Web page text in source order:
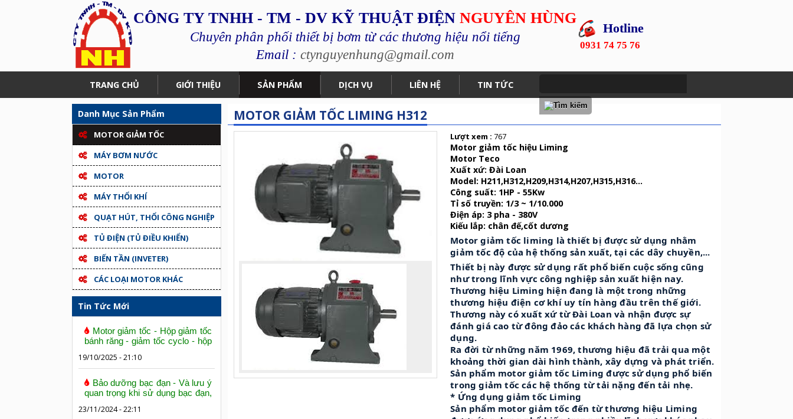
CÔNG TY TNHH - TM - DV KỸ THUẬT ĐIỆN NGUYÊN HÙNG
Chuyên phân phối thiết bị bơm từ các thương hiệu nổi tiếng
Email : ctynguyenhung@gmail.com
Hotline
0931 74 75 76
TRANG CHỦ GIỚI THIỆU SẢN PHẨM DỊCH VỤ LIÊN HỆ TIN TỨC
Danh Mục Sản Phẩm
MOTOR GIẢM TỐC
MÁY BƠM NƯỚC
MOTOR
MÁY THỔI KHÍ
QUẠT HÚT, THỔI CÔNG NGHIỆP
TỦ ĐIỆN (TỦ ĐIỀU KHIỂN)
BIẾN TẦN (INVETER)
CÁC LOẠI MOTOR KHÁC
Tin Tức Mới
Motor giảm tốc - Hộp giảm tốc
bánh răng - giảm tốc cyclo - hộp
19/10/2025 - 21:10
Bảo dưỡng bạc đạn - Và lưu ý
quan trọng khi sử dụng bạc đạn,
23/11/2024 - 22:11
MOTOR GIẢM TỐC LIMING H312
Lượt xem :767
Motor giảm tốc hiệu Liming
Motor Teco
Xuất xứ: Đài Loan
Model: H211,H312,H209,H314,H207,H315,H316...
Công suất: 1HP - 55Kw
Tỉ số truyền: 1/3 ~ 1/10.000
Điện áp: 3 pha - 380V
Kiếu lắp: chân đế,cốt dương
Motor giảm tốc liming là thiết bị được sử dụng nhằm
giảm tốc độ của hệ thống sản xuất, tại các dây chuyền,...
Thiết bị này được sử dụng rất phổ biến cuộc sống cũng
như trong lĩnh vực công nghiệp sản xuất hiện nay.
Thương hiệu Liming hiện đang là một trong những
thương hiệu điện cơ khí uy tín hàng đầu trên thế giới.
Thương này có xuất xứ từ Đài Loan và nhận được sự
đánh giá cao từ đông đảo các khách hàng đã lựa chọn sử
dụng.
Ra đời từ những năm 1969, thương hiệu đã trải qua một
khoảng thời gian dài hình thành, xây dựng và phát triển.
Sản phẩm motor giảm tốc Liming được sử dụng phổ biến
trong giảm tốc các hệ thống từ tải nặng đến tải nhẹ.
* Ứng dụng giảm tốc Liming
Sản phẩm motor giảm tốc đến từ thương hiệu Liming